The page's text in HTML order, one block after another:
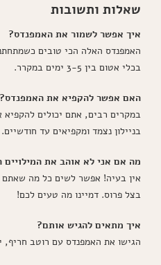
שאלות ותשובות
איך אפשר לשמור את האמפנדס?
האמפנדס האלה הכי טובים
בכלי אטום בין 3-5 ימים במקרר.
האם אפשר להקפיא את האמפנדס?
במקרים רבים, אתם יכולים להקפיא
בניילון נצמד ומקפיאים עד חודשיים.
מה אם אני לא אוהב את המילויים
אין בעיה! אפשר לשים כל מה שאתם
בצל פרוס. דמיינו מה טעים לכם!
איך מתאים להגיש אותם?
הגישו את האמפנדס עם רוטב חריף,